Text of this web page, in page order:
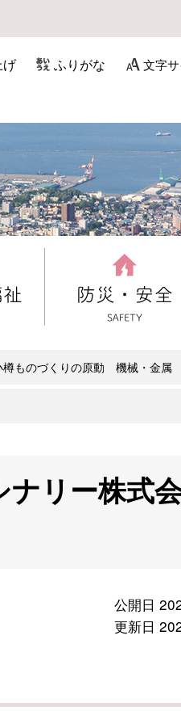
ふりがな 文字
樽ものづくりの原動 機械・金属
リー株式
公開日
更新日